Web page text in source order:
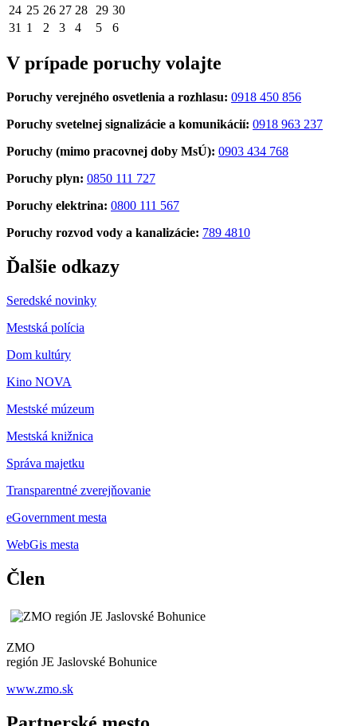
24 25 26 27 28 29 30
31 1 2 3 4 5 6
V prípade poruchy volajte
Poruchy verejného osvetlenia a rozhlasu: 0918 450 856
Poruchy svetelnej signalizácie a komunikácií: 0918 963 237
Poruchy (mimo pracovnej doby MsÚ): 0903 434 768
Poruchy plyn: 0850 111 727
Poruchy elektrina: 0800 111 567
Poruchy rozvod vody a kanalizácie: 789 4810
Ďalšie odkazy
Seredské novinky
Mestská polícia
Dom kultúry
Kino NOVA
Mestské múzeum
Mestská knižnica
Správa majetku
Transparentné zverejňovanie
eGovernment mesta
WebGis mesta
Člen
ZMO
región JE Jaslovské Bohunice
www.zmo.sk